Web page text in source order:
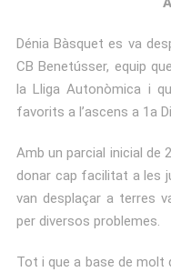
Dénia Bàsquet es va
CB Benetússer, equip
la Lliga Autonòmica i
favorits a l’ascens a 1a
Amb un parcial inicial de
donar cap facilitat a les
van desplaçar a terres
per diversos problemes.
Tot i que a base de molt